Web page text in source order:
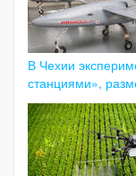
В Чехии
станциями»,